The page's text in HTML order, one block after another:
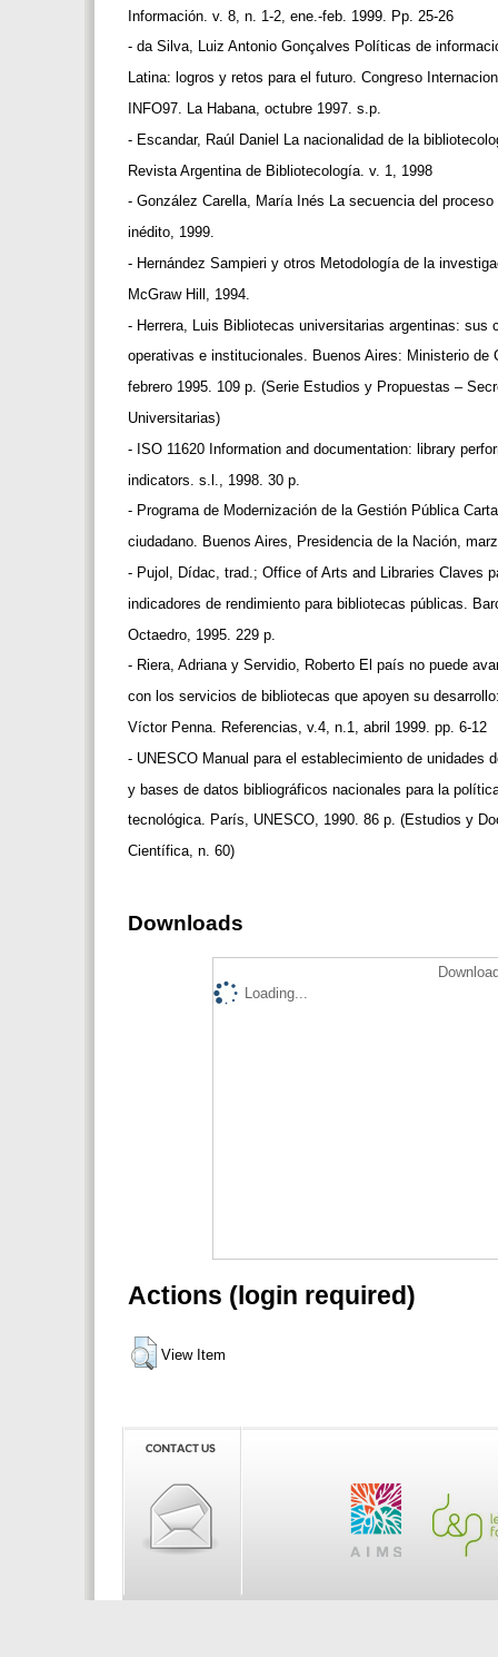
Información. v. 8, n. 1-2, ene.-feb. 1999. Pp. 25-26
- da Silva, Luiz Antonio Gonçalves Políticas de
Latina: logros y retos para el futuro. Congreso
INFO97. La Habana, octubre 1997. s.p.
- Escandar, Raúl Daniel La nacionalidad de la
Revista Argentina de Bibliotecología. v. 1, 1998
- González Carella, María Inés La secuencia del
inédito, 1999.
- Hernández Sampieri y otros Metodología de la
McGraw Hill, 1994.
- Herrera, Luis Bibliotecas universitarias argentinas: sus
operativas e institucionales. Buenos Aires: Ministerio
febrero 1995. 109 p. (Serie Estudios y Propuestas –
Universitarias)
- ISO 11620 Information and documentation: library
indicators. s.l., 1998. 30 p.
- Programa de Modernización de la Gestión Pública
ciudadano. Buenos Aires, Presidencia de la Nación,
- Pujol, Dídac, trad.; Office of Arts and Libraries Claves
indicadores de rendimiento para bibliotecas públicas.
Octaedro, 1995. 229 p.
- Riera, Adriana y Servidio, Roberto El país no puede
con los servicios de bibliotecas que apoyen su
Víctor Penna. Referencias, v.4, n.1, abril 1999. pp. 6-12
- UNESCO Manual para el establecimiento de unidades
y bases de datos bibliográficos nacionales para la
tecnológica. París, UNESCO, 1990. 86 p. (Estudios y
Científica, n. 60)
Downloads
Loading...
Actions (login required)
View Item